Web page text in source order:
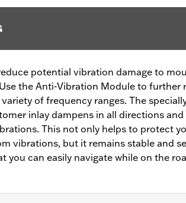
potential vibration damage to
the Anti-Vibration Module to further
of frequency ranges. The
inlay dampens in all directions and
This not only helps to protect
vibrations, but it remains stable and
you can easily navigate while on the